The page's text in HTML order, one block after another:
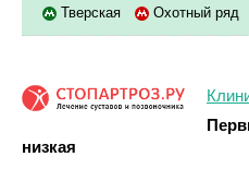
Тверская
Охотный ряд
низкая